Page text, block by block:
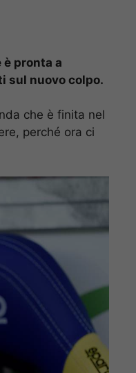
pronta a
sul nuovo colpo.
che è finita nel
perché ora ci